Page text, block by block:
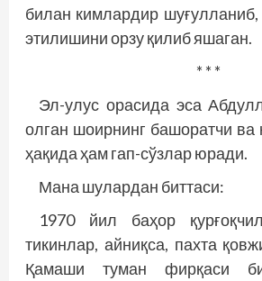
билан кимлардир
этилишини орзу қилиб яшаган.
* * *
Эл-улус орасида эса
олган шоирнинг башоратчи ва
ҳақида ҳам гап-сўзлар юради.
Мана шулардан биттаси:
1970 йил баҳор
тикинлар, айниқса, пахта
Қамаши туман фирқаси